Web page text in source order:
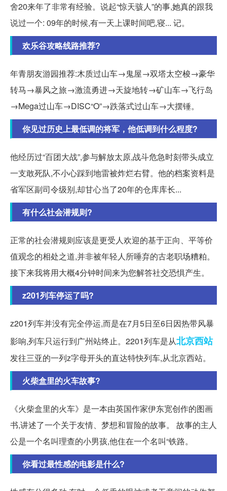
舍20来年了非常有经验。说起“惊天骇人”的事,她真的跟我
说过一个: 09年的时候,有一天上课时间吧,寝... 记。
欢乐谷攻略线路推荐?
年青朋友游园推荐:木质过山车→鬼屋→双塔太空梭→豪华
转马→暴风之旅→激流勇进→天旋地转→矿山车→飞行岛
→Mega过山车→DISC“O”→跌落式过山车→大摆锤。
你见过历史上最低调的将军，他低调到什么程度?
他经历过“百团大战”,参与解放太原,战斗危急时刻带头成立
一支敢死队,不小心踩到地雷被炸烂右臂。他的档案资料是
省军区副司令级别,却甘心当了20年的仓库库长...
有什么社会潜规则?
正常的社会潜规则应该是更受人欢迎的基于正向、平等价
值观念的相处之道,并非被年轻人所唾弃的古老职场糟粕。
接下来我将用大概4分钟时间来为您解答社交恐惧产生。
z201列车停运了吗?
z201列车并没有完全停运,而是在7月5日至6日因热带风暴
影响,列车只运行到广州站终止。2201列车是从北京西站
发往三亚的一列z字母开头的直达特快列车,从北京西站。
火柴盒里的火车故事?
《火柴盒里的火车》是一本由英国作家伊东宽创作的图画
书,讲述了一个关于友情、梦想和冒险的故事。 故事的主人
公是一个名叫理查的小男孩,他住在一个名叫“铁路。
你看过最性感的电影是什么?